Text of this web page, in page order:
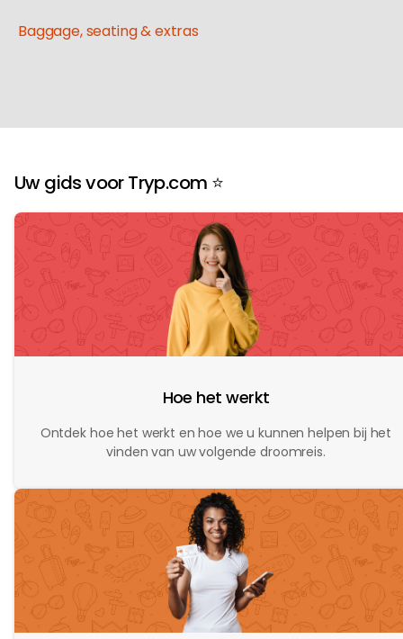
Baggage, seating & extras
Uw gids voor Tryp.com ⭐️
Hoe het werkt
Ontdek hoe het werkt en hoe we u kunnen helpen bij het
vinden van uw volgende droomreis.